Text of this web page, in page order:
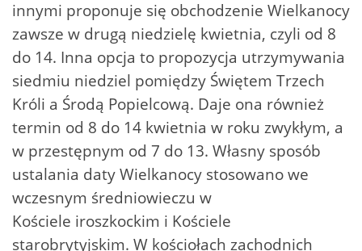
innymi proponuje się obchodzenie Wielkanocy
zawsze w drugą niedzielę kwietnia, czyli od 8
do 14. Inna opcja to propozycja utrzymywania
siedmiu niedziel pomiędzy Świętem Trzech
Króli a Środą Popielcową. Daje ona również
termin od 8 do 14 kwietnia w roku zwykłym, a
w przestępnym od 7 do 13. Własny sposób
ustalania daty Wielkanocy stosowano we
wczesnym średniowieczu w
Kościele iroszkockim i Kościele
starobrytyjskim. W kościołach zachodnich